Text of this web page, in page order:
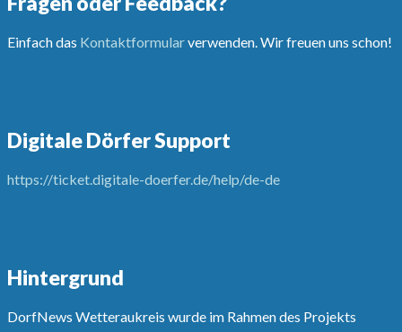
Einfach das Kontaktformularverwenden. Wir freuen uns schon!
Digitale Dörfer Support
https://ticket.digitale-doerfer.de/help/de-de
Hintergrund
DorfNews Wetteraukreis wurde im Rahmen des Projekts